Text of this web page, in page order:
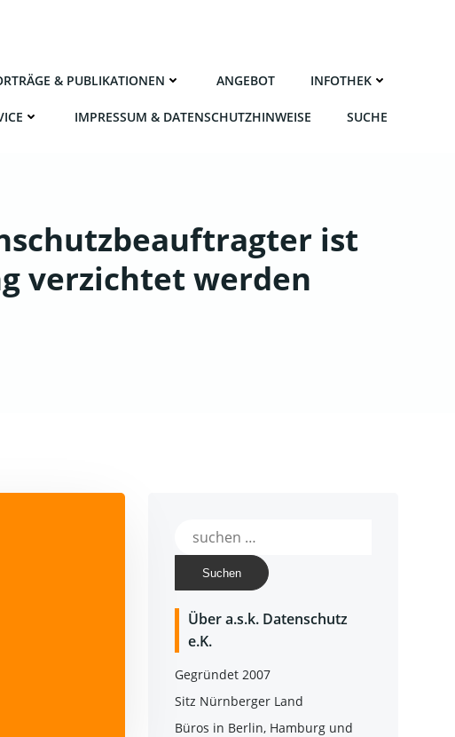
& PUBLIKATIONEN ANGE­BOT INFO­THEK
IMPRES­SUM & DATENSCHUTZHINWEISE SUCHE
ist
verzichtet werden
Suchen
nach:
Über a.s.k. Daten­schutz
e.K.
Gegrün­det 2007
Sitz Nürn­ber­ger Land
Büros in Ber­lin, Ham­burg und